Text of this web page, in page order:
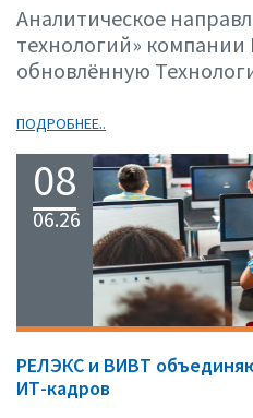
Аналитическое
технологий» компании
обновлённую
ПОДРОБНЕЕ..
08
06.26
РЕЛЭКС и ВИВТ
ИТ-кадров